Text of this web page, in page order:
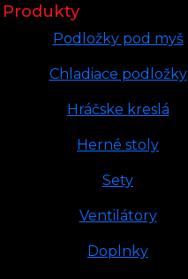
Produkty
Podložky pod myš
Chladiace podložky
Hráčske kreslá
Herné stoly
Sety
Ventilátory
Doplnky